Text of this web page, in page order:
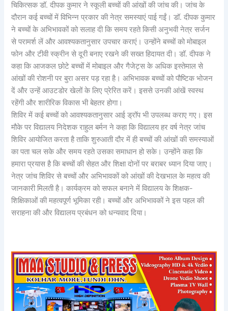
चिकित्सक डॉ. दीपक कुमार ने स्कूली बच्चों की आंखों की जांच की। जांच के
दौरान कई बच्चों में विभिन्न प्रकार की नेत्र समस्याएं पाई गईं। डॉ. दीपक कुमार
ने बच्चों के अभिभावकों को सलाह दी कि समय रहते किसी अनुभवी नेत्र सर्जन
से परामर्श लें और आवश्यकतानुसार उपचार कराएं। उन्होंने बच्चों को मोबाइल
फोन और टीवी स्क्रीन से दूरी बनाए रखने की सख्त हिदायत दी। डॉ. दीपक ने
कहा कि आजकल छोटे बच्चों में मोबाइल और गैजेट्स के अधिक इस्तेमाल से
आंखों की रोशनी पर बुरा असर पड़ रहा है। अभिभावक बच्चों को पौष्टिक भोजन
दें और उन्हें आउटडोर खेलों के लिए प्रेरित करें। इससे उनकी आंखें स्वस्थ
रहेंगी और शारीरिक विकास भी बेहतर होगा।
शिविर में कई बच्चों को आवश्यकतानुसार आई ड्रॉप भी उपलब्ध कराए गए। इस
मौके पर विद्यालय निदेशक राहुल बर्मन ने कहा कि विद्यालय हर वर्ष नेत्र जांच
शिविर आयोजित करता है ताकि शुरुआती दौर में ही बच्चों की आंखों की समस्याओं
का पता चल सके और समय रहते उसका समाधान हो सके। उन्होंने कहा कि
हमारा प्रयास है कि बच्चों की सेहत और शिक्षा दोनों पर बराबर ध्यान दिया जाए।
नेत्र जांच शिविर से बच्चों और अभिभावकों को आंखों की देखभाल के महत्व की
जानकारी मिलती है। कार्यक्रम को सफल बनाने में विद्यालय के शिक्षक-
शिक्षिकाओं की महत्वपूर्ण भूमिका रही। बच्चों और अभिभावकों ने इस पहल की
सराहना की और विद्यालय प्रबंधन को धन्यवाद दिया।